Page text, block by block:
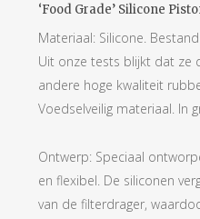
‘Food Grade’ Silicone
Materiaal: Silicone.
Uit onze tests blijkt dat ze
andere hoge kwaliteit
Voedselveilig materiaal. In
Ontwerp: Speciaal
en flexibel. De siliconen
van de filterdrager,